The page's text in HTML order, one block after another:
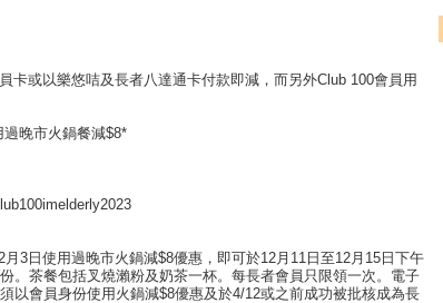
卡或以樂悠咭及長者八達通卡付款即減，而另外Club 100會員用
晚市火鍋餐減$8*
3日使用過晚市火鍋減$8優惠，即可於12月11日至12月15日下午
。茶餐包括叉燒瀨粉及奶茶一杯。每長者會員只限領一次。電子
以會員身份使用火鍋減$8優惠及於4/12或之前成功被批核成為長